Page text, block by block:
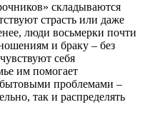
складываются
страсть или даже
люди восьмерки почти
и браку – без
себя
им помогает
бытовыми проблемами –
так и распределять